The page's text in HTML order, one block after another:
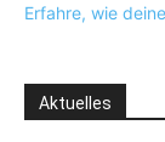
Erfahre, wie
Aktuelles